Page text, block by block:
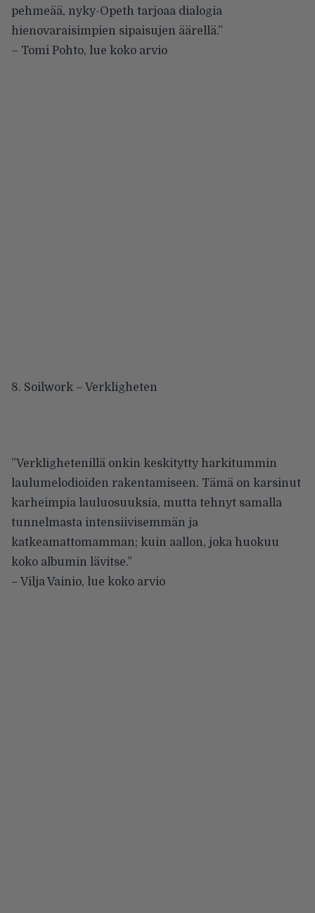
pehmeää, nyky-Opeth tarjoaa dialogia
hienovaraisimpien sipaisujen äärellä.”
– Tomi Pohto, lue koko arvio
8. Soilwork – Verkligheten
”Verklighetenillä onkin keskitytty harkitummin
laulumelodioiden rakentamiseen. Tämä on karsinut
karheimpia lauluosuuksia, mutta tehnyt samalla
tunnelmasta intensiivisemmän ja
katkeamattomamman; kuin aallon, joka huokuu
koko albumin lävitse.”
– Vilja Vainio, lue koko arvio